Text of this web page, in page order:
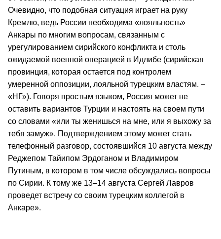
Очевидно, что подобная ситуация играет на руку
Кремлю, ведь России необходима «лояльность»
Анкары по многим вопросам, связанным с
урегулированием сирийского конфликта и столь
ожидаемой военной операцией в Идлибе (сирийская
провинция, которая остается под контролем
умеренной оппозиции, лояльной турецким властям. –
«НГ»). Говоря простым языком, Россия может не
оставить вариантов Турции и настоять на своем пути
со словами «или ты женишься на мне, или я выхожу за
тебя замуж». Подтверждением этому может стать
телефонный разговор, состоявшийся 10 августа между
Реджепом Тайипом Эрдоганом и Владимиром
Путиным, в котором в том числе обсуждались вопросы
по Сирии. К тому же 13–14 августа Сергей Лавров
проведет встречу со своим турецким коллегой в
Анкаре».